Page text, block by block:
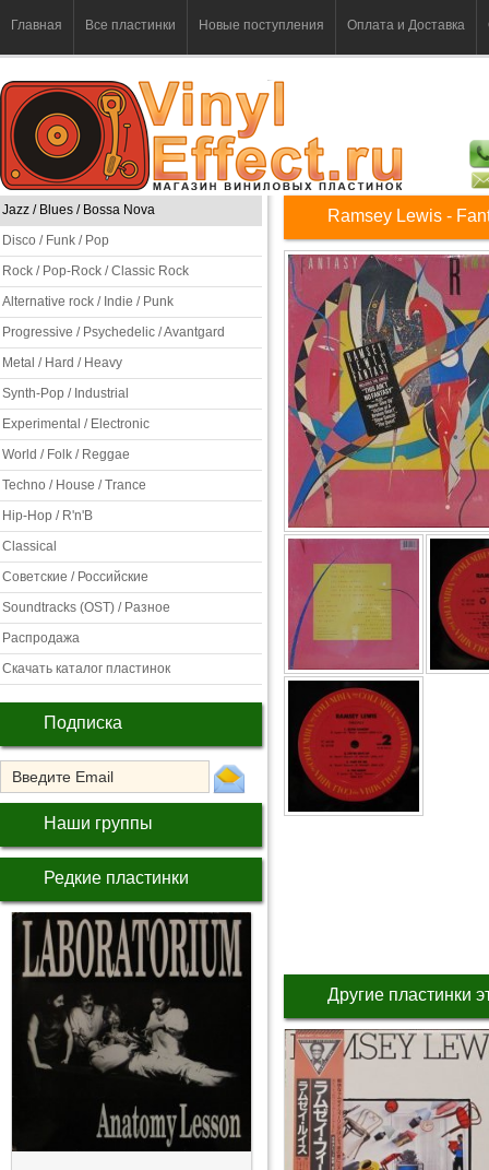
Главная Все пластинки Новые поступления Оплата и Доставка
Jazz / Blues / Bossa Nova
Disco / Funk / Pop
Rock / Pop-Rock / Classic Rock
Alternative rock / Indie / Punk
Progressive / Psychedelic / Avantgard
Metal / Hard / Heavy
Synth-Pop / Industrial
Experimental / Electronic
World / Folk / Reggae
Techno / House / Trance
Hip-Hop / R'n'B
Classical
Советские / Российские
Soundtracks (OST) / Разное
Распродажа
Скачать каталог пластинок
Подписка
Наши группы
Редкие пластинки
Ramsey Lewis -
Другие пластинки